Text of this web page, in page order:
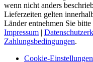
* Alle Preise inkl. gesetzl.
wenn nicht anders
Lieferzeiten gelten
Länder entnehmen Sie
Impressum|